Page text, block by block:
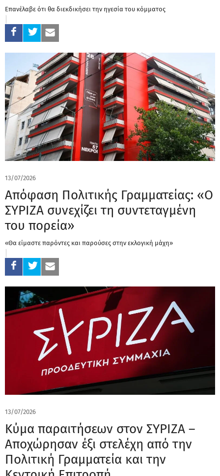
Επανέλαβε ότι θα διεκδικήσει την ηγεσία του κόμματος
13/07/2026
Απόφαση Πολιτικής Γραμματείας: «Ο
ΣΥΡΙΖΑ συνεχίζει τη συντεταγμένη
του πορεία»
«Θα είμαστε παρόντες και παρούσες στην εκλογική μάχη»
13/07/2026
Κύμα παραιτήσεων στον ΣΥΡΙΖΑ –
Αποχώρησαν έξι στελέχη από την
Πολιτική Γραμματεία και την